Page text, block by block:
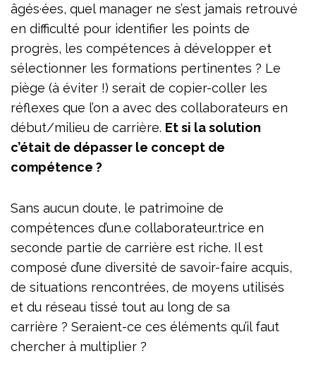
âgés·ées, quel manager ne s’est jamais retrouvé
en difficulté pour identifier les points de
progrès, les compétences à développer et
sélectionner les formations pertinentes ? Le
piège (à éviter !) serait de copier-coller les
réflexes que l’on a avec des collaborateurs en
début/milieu de carrière. Et si la solution
c’était de dépasser le concept de
compétence ?
Sans aucun doute, le patrimoine de
compétences d’un.e collaborateur.trice en
seconde partie de carrière est riche. Il est
composé d’une diversité de savoir-faire acquis,
de situations rencontrées, de moyens utilisés
et du réseau tissé tout au long de sa
carrière ? Seraient-ce ces éléments qu’il faut
chercher à multiplier ?